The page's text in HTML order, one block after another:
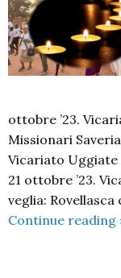
ottobre ’23.
Missionari
Vicariato Uggiate
21 ottobre ’23.
veglia: Rovellasca
Continue reading